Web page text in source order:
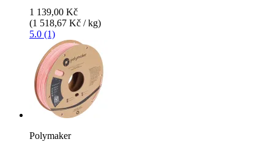
1 139,00 Kč
(1 518,67 Kč / kg)
5.0 (1)
Polymaker